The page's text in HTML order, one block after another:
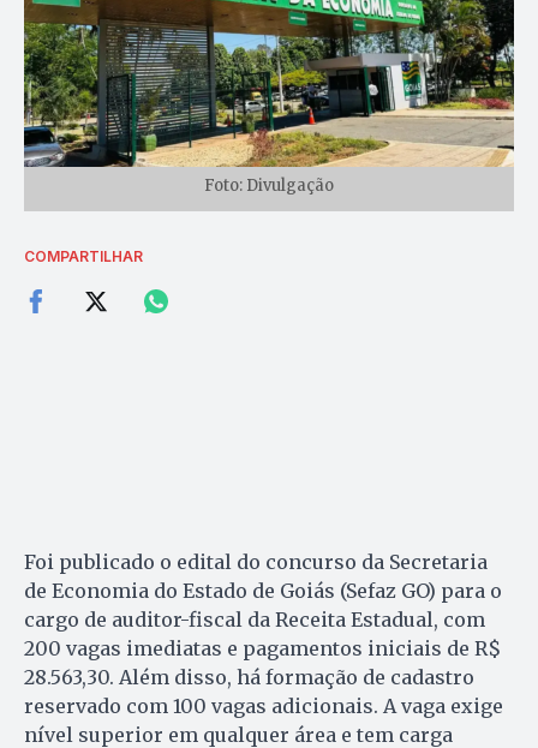
Foto: Divulgação
COMPARTILHAR
Foi publicado o edital do concurso da Secretaria
de Economia do Estado de Goiás (Sefaz GO) para o
cargo de auditor-fiscal da Receita Estadual, com
200 vagas imediatas e pagamentos iniciais de R$
28.563,30. Além disso, há formação de cadastro
reservado com 100 vagas adicionais. A vaga exige
nível superior em qualquer área e tem carga